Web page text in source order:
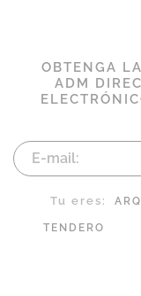
OBTENGA
ADM
Tu eres:
TENDERO